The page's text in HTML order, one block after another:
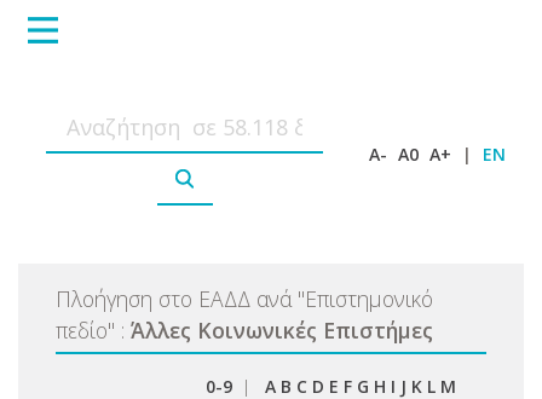
A- A0 A+ | EN
Πλοήγηση στο ΕΑΔΔ ανά "Επιστημονικό
πεδίο" : Άλλες Κοινωνικές Επιστήμες
0-9 | A B C D E F G H I J K L M